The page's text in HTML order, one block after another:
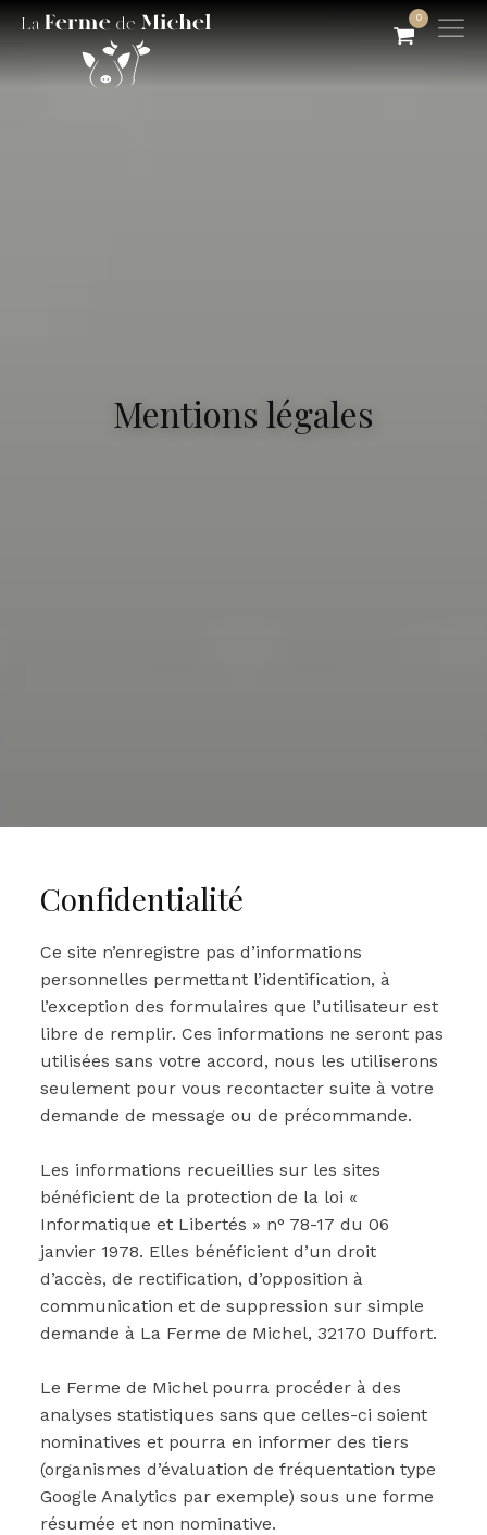
0
Mentions légales
Confidentialité
Ce site n’enregistre pas d’informations
personnelles permettant l’identification, à
l’exception des formulaires que l’utilisateur est
libre de remplir. Ces informations ne seront pas
utilisées sans votre accord, nous les utiliserons
seulement pour vous recontacter suite à votre
demande de message ou de précommande.
Les informations recueillies sur les sites
bénéficient de la protection de la loi «
Informatique et Libertés » n° 78-17 du 06
janvier 1978. Elles bénéficient d’un droit
d’accès, de rectification, d’opposition à
communication et de suppression sur simple
demande à La Ferme de Michel, 32170 Duffort.
Le Ferme de Michel pourra procéder à des
analyses statistiques sans que celles-ci soient
nominatives et pourra en informer des tiers
(organismes d’évaluation de fréquentation type
Google Analytics par exemple) sous une forme
résumée et non nominative.